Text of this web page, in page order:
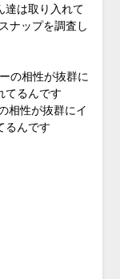
達は取り入れて
ナップを調査し
相性が抜群にイ
るんです